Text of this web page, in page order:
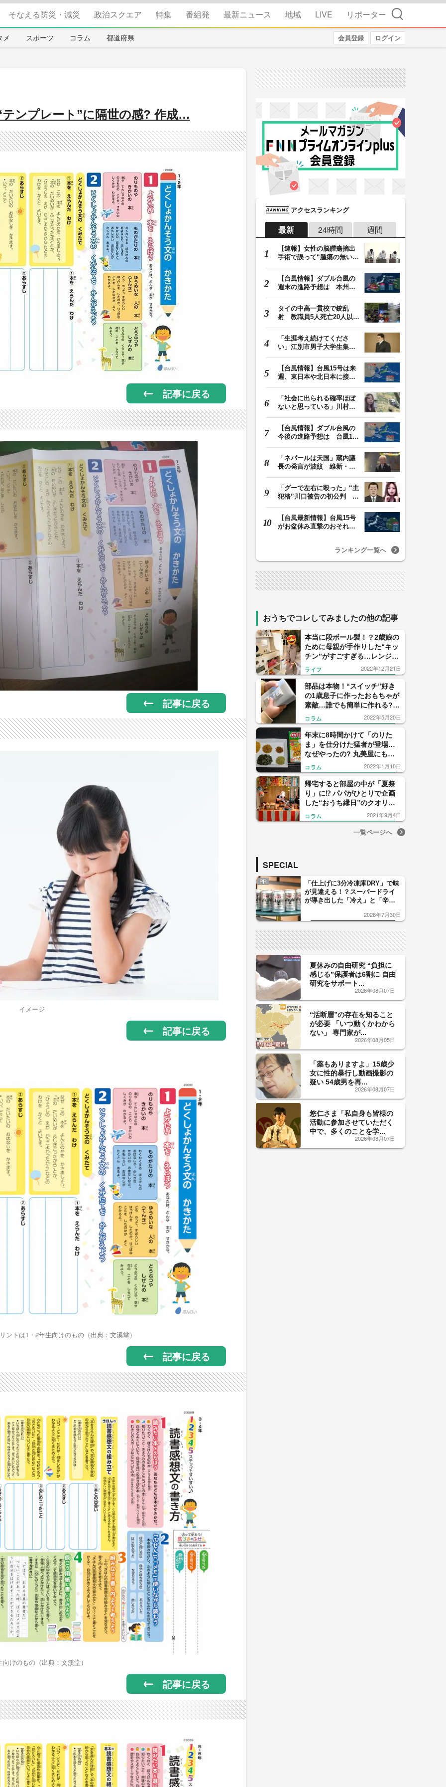
そなえる防災・減災 政治スクエア 特集 番組発 最新ニュース 地域 LIVE リポーター 検索
メ スポーツ コラム 都道府県 会員登録 ログイン
ンプレート”に隔世の感? 作成…
記事に戻る
記事に戻る
イメージ
記事に戻る
ントは1・2年生向けのもの（出典：文溪堂）
記事に戻る
向けのもの（出典：文溪堂）
記事に戻る
アクセスランキング
最新 24時間 週間
【速報】女性の脳腫瘍摘出
手術で誤って“腫瘍の無い部
【台風情報】ダブル台風の
週末の進路予想は 本州は
タイの中高一貫校で銃乱
射 教職員5人死亡20人以上
「生涯考え続けてくださ
い」江別市男子大学生集団
【台風情報】台風15号は来
週、東日本や北日本に接近
「社会に出られる確率ほぼ
ないと思っている」川村葉
【台風情報】ダブル台風の
今後の進路予想は 台風13
「ネパールは天国」蔵内議
長の発言が波紋 維新・吉
「グーで左右に殴った」“主
犯格”川口被告の初公判 共
【台風最新情報】台風15号
がお盆休み直撃のおそれ
ランキング一覧へ
おうちでコレしてみましたの他の記事
本当に段ボール製！？2歳娘の
ために母親が手作りした“キッ
チン”がすごすぎる…レンジ開
けるとライトも点灯
ライフ 2022年12月21日
部品は本物！“スイッチ”好き
の1歳息子に作ったおもちゃが
素敵…誰でも簡単に作れる?
父親に聞いた
コラム 2022年5月20日
年末に8時間かけて「のりた
ま」を仕分けた猛者が登場…
なぜやったの? 丸美屋にも感
想を聞いてみた
コラム 2022年1月10日
帰宅すると部屋の中が「夏祭
り」に⁉ パパがひとりで企画
した“おうち縁日”のクオリテ
ィがすごい！
コラム 2021年9月4日
一覧ページへ
SPECIAL
PR
「仕上げに3分冷凍庫DRY」で味
が見違える！？スーパードライ
が導き出した「冷え」と「辛
した「辛口カーブ」が飲み頃の
2026年7月30日
夏休みの自由研究 “負担に
感じる”保護者は6割に 自由
研究をサポート...
2026年08月07日
“活断層”の存在を知ること
が必要 「いつ動くかわから
ない」 専門家が...
2026年08月05日
「薬もありますよ」15歳少
女に性的暴行し動画撮影の
疑い 54歳男を再...
2026年08月07日
悠仁さま「私自身も皆様の
活動に参加させていただく
中で、多くのことを学...
2026年08月07日